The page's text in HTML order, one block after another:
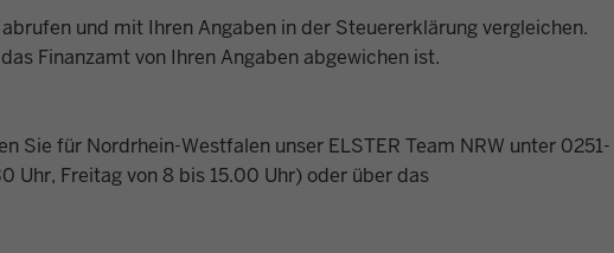
und mit Ihren Angaben in der Steuererklärung vergleichen.
Finanzamt von Ihren Angaben abgewichen ist.
Sie für Nordrhein-Westfalen unser ELSTER Team NRW unter 0251-
Uhr, Freitag von 8 bis 15.00 Uhr) oder über das